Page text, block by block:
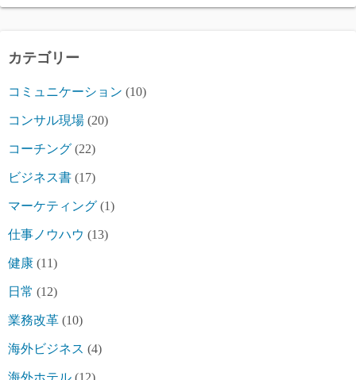
カテゴリー
コミュニケーション (10)
コンサル現場 (20)
コーチング (22)
ビジネス書 (17)
マーケティング (1)
仕事ノウハウ (13)
健康 (11)
日常 (12)
業務改革 (10)
海外ビジネス (4)
海外ホテル (12)